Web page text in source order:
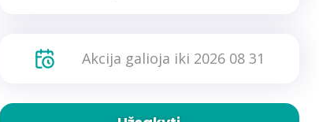
Akcija galioja iki 2026 08 31